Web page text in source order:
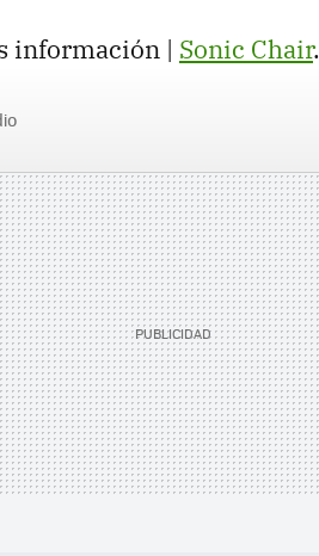
información | Sonic Chair.